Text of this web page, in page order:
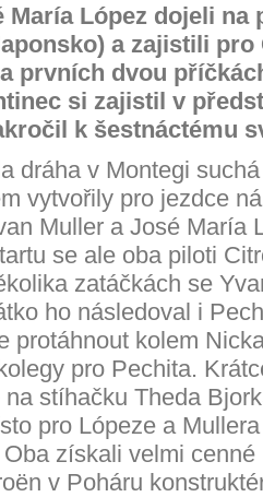
María López dojeli
a zajistili
prvních dvou
si zajistil v
k šestnáctému
dráha v Montegi
vytvořily pro jezdce
Muller a José María
se ale oba piloti
zatáčkách se
ho následoval i
protáhnout kolem
pro Pechita.
stíhačku Theda
pro Lópeze a
získali velmi
v Poháru